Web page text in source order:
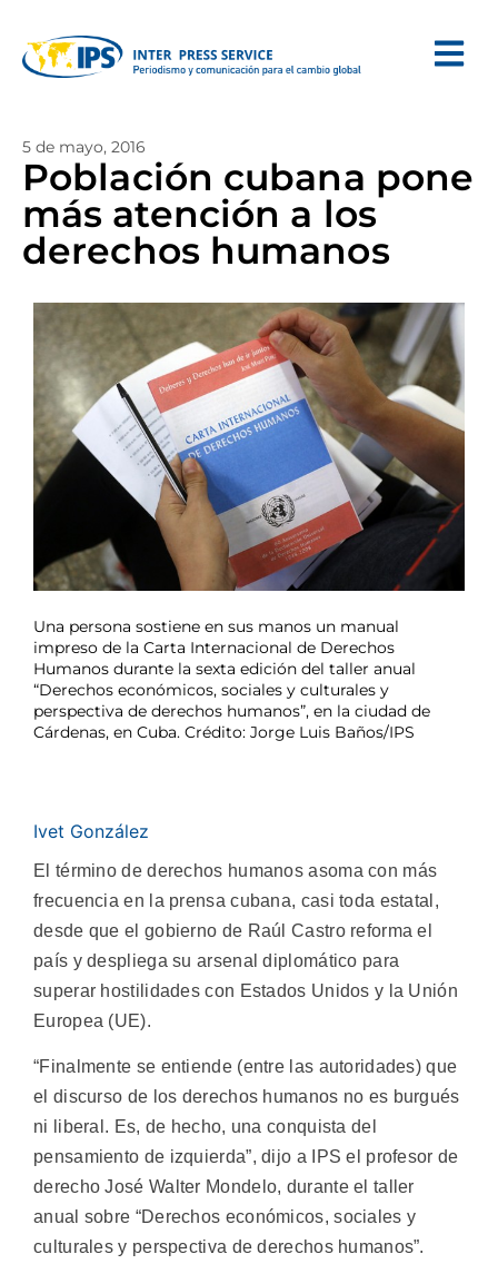
5 de mayo, 2016
Población cubana pone
más atención a los
derechos humanos
Una persona sostiene en sus manos un manual
impreso de la Carta Internacional de Derechos
Humanos durante la sexta edición del taller anual
“Derechos económicos, sociales y culturales y
perspectiva de derechos humanos”, en la ciudad de
Cárdenas, en Cuba. Crédito: Jorge Luis Baños/IPS
Ivet González
El término de derechos humanos asoma con más
frecuencia en la prensa cubana, casi toda estatal,
desde que el gobierno de Raúl Castro reforma el
país y despliega su arsenal diplomático para
superar hostilidades con Estados Unidos y la Unión
Europea (UE).
“Finalmente se entiende (entre las autoridades) que
el discurso de los derechos humanos no es burgués
ni liberal. Es, de hecho, una conquista del
pensamiento de izquierda”, dijo a IPS el profesor de
derecho José Walter Mondelo, durante el taller
anual sobre “Derechos económicos, sociales y
culturales y perspectiva de derechos humanos”.